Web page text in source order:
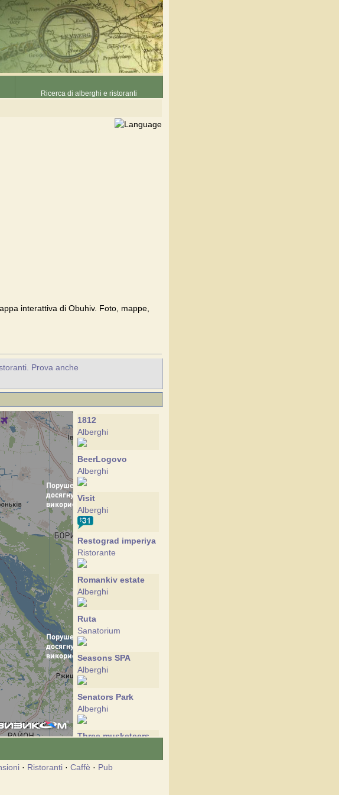
Ricerca di alberghi e ristoranti
interattiva di Obuhiv. Foto, mappe,
Prova anche
1812
Alberghi
BeerLogovo
Alberghi
Visit
Alberghi
Restograd imperiya
Ristorante
Romankiv estate
Alberghi
Ruta
Sanatorium
Seasons SPA
Alberghi
Senators Park
Alberghi
Three musketeers
· Ristoranti · Caffè · Pub